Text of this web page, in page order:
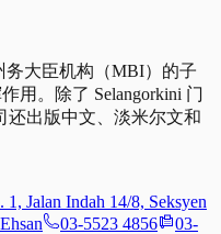
务大臣机构（MBI）的子
用。除了 Selangorkini 门
还出版中文、淡米尔文和
Jalan Indah 14/8, Seksyen
03-5523 4856
03-